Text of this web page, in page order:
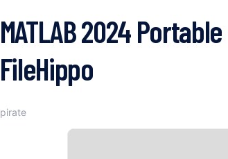
MATLAB 2024
FileHippo
pirate